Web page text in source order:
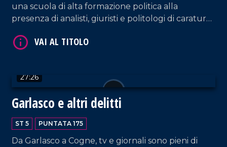
una scuola di alta formazione politica alla
presenza di analisti, giuristi e politologi di caratura
direttore della Scuola, e Francesco Raniolo,
27:26
Garlasco e altri delitti
ST 5 PUNTATA 175
Da Garlasco a Cogne, tv e giornali sono pieni di
VAI AL TITOLO